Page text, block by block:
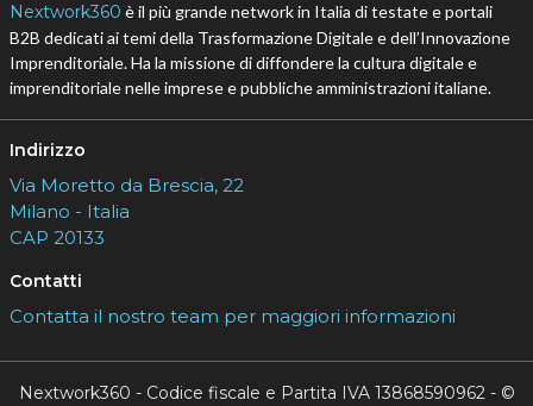
Nextwork360 è il più grande network in Italia di testate e portali
B2B dedicati ai temi della Trasformazione Digitale e dell’Innovazione
Imprenditoriale. Ha la missione di diffondere la cultura digitale e
imprenditoriale nelle imprese e pubbliche amministrazioni italiane.
Indirizzo
Via Moretto da Brescia, 22
Milano - Italia
CAP 20133
Contatti
Contatta il nostro team per maggiori informazioni
Nextwork360 - Codice fiscale e Partita IVA 13868590962 - ©